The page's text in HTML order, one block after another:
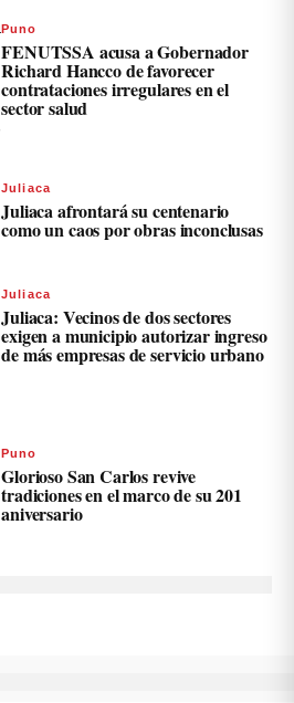
Puno
FENUTSSA acusa a Gobernador
Richard Hancco de favorecer
contrataciones irregulares en el
sector salud
Juliaca
Juliaca afrontará su centenario
como un caos por obras inconclusas
Juliaca
Juliaca: Vecinos de dos sectores
exigen a municipio autorizar ingreso
de más empresas de servicio urbano
Puno
Glorioso San Carlos revive
tradiciones en el marco de su 201
aniversario